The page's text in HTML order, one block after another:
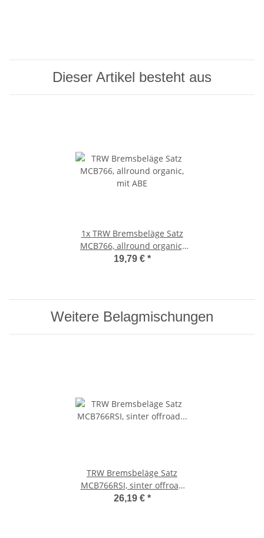
Dieser Artikel besteht aus
1x TRW Bremsbeläge Satz
MCB766, allround organic,
mit ABE
19,79 € *
Weitere Belagmischungen
TRW Bremsbeläge Satz
MCB766RSI, sinter offroad
racing, ohne ABE
26,19 € *